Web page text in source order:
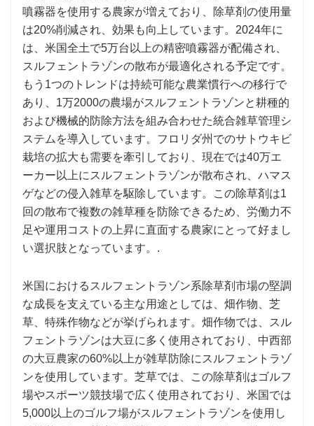
噴霧器を使用する農家が増えており、除草剤の使用量
は20%削減され、効果も向上しています。2024年に
は、米国全土で5万台以上の精密噴霧器が配備され、
スルフェントラゾンの散布が最適化される予定です。
もう1つのトレンドは持続可能な農業慣行への移行で
あり、1万2000の農場がスルフェントラゾンと耕種的
および機械的防除方法を組み合わせた統合雑草管理シ
ステムを導入しています。フロリダ州でのサトウキビ
栽培の拡大も需要を牽引しており、現在では40万エ
ーカー以上にスルフェントラゾンが散布され、ハマス
ゲなどの侵入雑草を駆除しています。この除草剤は1
回の散布で複数の雑草種を防除できるため、労働力不
足や運用コストの上昇に直面する農家にとって好まし
い選択肢となっています。.
米国におけるスルフェントラゾン系除草剤市場の堅調
な成長を支えている主な用途としては、畑作物、芝
草、特殊作物などが挙げられます。畑作物では、スル
フェントラゾンは大豆に多く使用されており、中西部
の大豆農家の60%以上が雑草防除にスルフェントラゾ
ンを使用しています。芝草では、この除草剤はゴルフ
場やスポーツ競技場で広く使用されており、米国では
5,000以上のゴルフ場がスルフェントラゾンを使用し